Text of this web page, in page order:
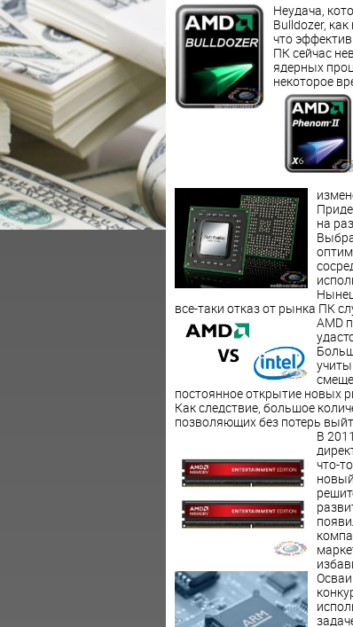
Неудача,
Bulldozer,
что
ПК сейчас
ядерных
некоторое
на
все-таки отказ от рынка ПК
AMD
постоянное открытие новых
Как следствие, большое
позволяющих без потерь
В
что-